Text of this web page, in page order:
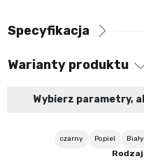
Specyfikacja
Warianty produktu
Wybierz parametry,
czarny Popiel